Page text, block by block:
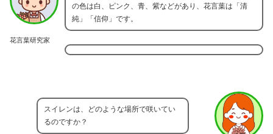
花言葉研究家
の色は白、ピンク、青、紫などがあり、花言葉は「清
純」「信仰」です。
スイレンは、どのような場所で咲いてい
るのですか？